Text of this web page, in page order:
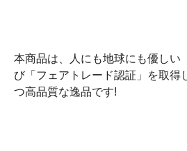
本商品は、人にも地球にも優しい
び「フェアトレード認証」を取得
つ高品質な逸品です!